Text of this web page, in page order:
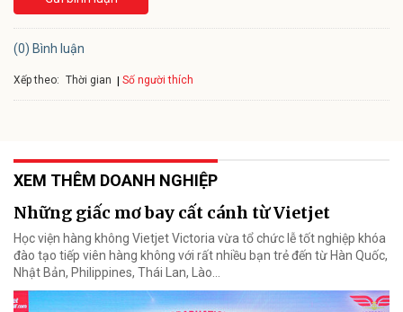
(0) Bình luận
Xếp theo: Thời gian Số người thích
XEM THÊM DOANH NGHIỆP
Những giấc mơ bay cất cánh từ Vietjet
Học viện hàng không Vietjet Victoria vừa tổ chức lễ tốt nghiệp khóa
đào tạo tiếp viên hàng không với rất nhiều bạn trẻ đến từ Hàn Quốc,
Nhật Bản, Philippines, Thái Lan, Lào…